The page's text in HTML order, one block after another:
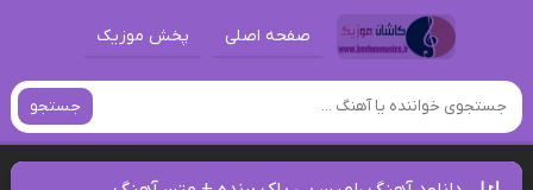
صفحه اصلی پخش موزیک
جستجو